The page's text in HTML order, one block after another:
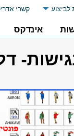
לביצוע קשרי
אינדקס